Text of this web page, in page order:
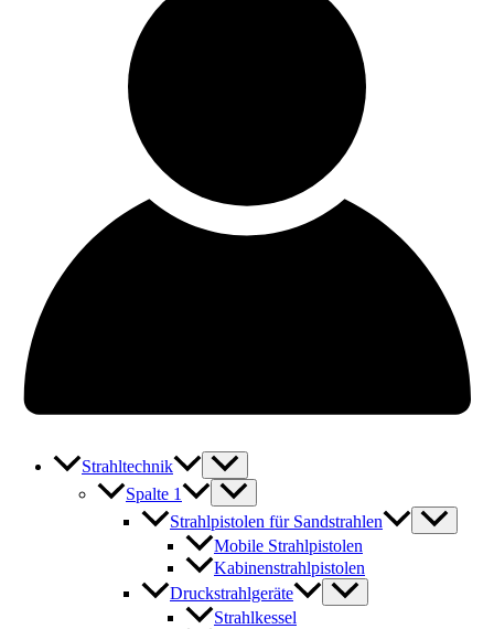
Strahltechnik
Spalte 1
Strahlpistolen für Sandstrahlen
Mobile Strahlpistolen
Kabinenstrahlpistolen
Druckstrahlgeräte
Strahlkessel